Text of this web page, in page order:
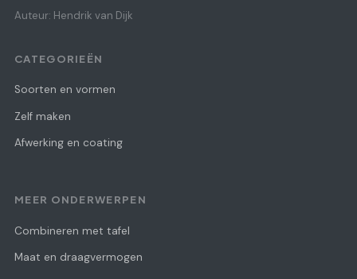
Auteur: Hendrik van Dijk
CATEGORIEËN
Soorten en vormen
Zelf maken
Afwerking en coating
MEER ONDERWERPEN
Combineren met tafel
Maat en draagvermogen